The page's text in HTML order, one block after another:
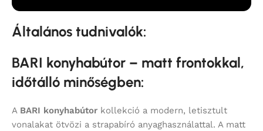
Általános tudnivalók:
BARI konyhabútor – matt frontokkal,
időtálló minőségben:
A BARI konyhabútor kollekció a modern, letisztult
vonalakat ötvözi a strapabíró anyaghasználattal. A matt